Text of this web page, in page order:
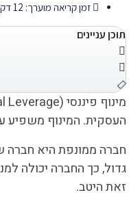
זמן קריאה מוערך: 12 דקות
תוכן עניינים
העסקית. המינוף משפיע
חברה ממונפת היא חברה
גדול, כך החברה יכולה
זאת היטב.